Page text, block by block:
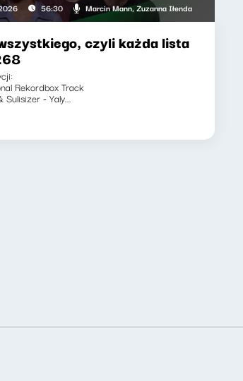
56:30 Marcin Mann, Zuzanna Iłenda
czyli każda lista
Rekordbox Track
Sulisizer - Yaly...